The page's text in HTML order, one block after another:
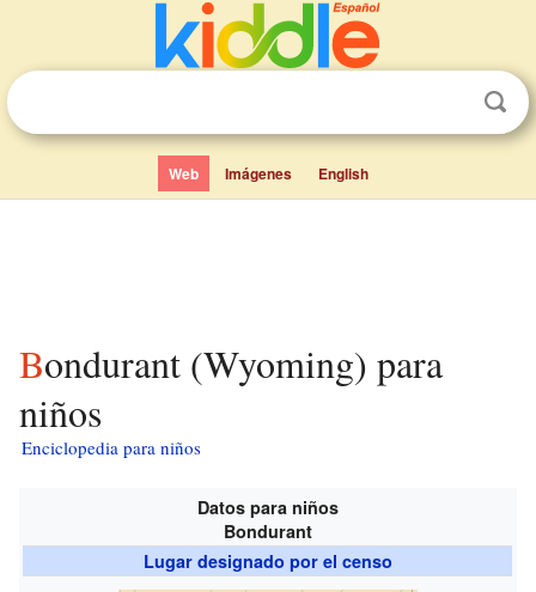
Web Imágenes English
Bondurant (Wyoming) para
niños
Enciclopedia para niños
Datos para niños
Bondurant
Lugar designado por el censo